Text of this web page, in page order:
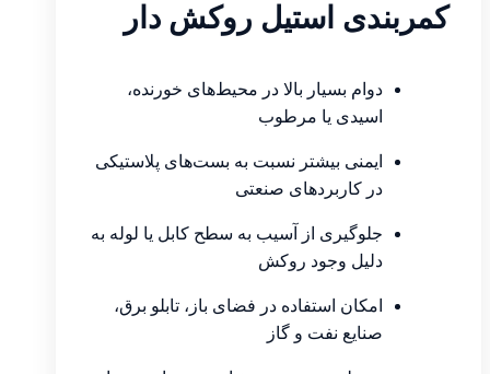
کمربندی استیل روکش دار
دوام بسیار بالا در محیط‌های خورنده،
اسیدی یا مرطوب
ایمنی بیشتر نسبت به بست‌های پلاستیکی
در کاربردهای صنعتی
جلوگیری از آسیب به سطح کابل یا لوله به
دلیل وجود روکش
امکان استفاده در فضای باز، تابلو برق،
صنایع نفت و گاز